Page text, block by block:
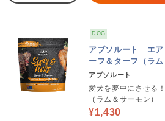
DOG
アブソルート エ
ーフ＆ターフ（ラム
アブソルート
愛犬を夢中にさせる
（ラム＆サーモン）
¥1,430